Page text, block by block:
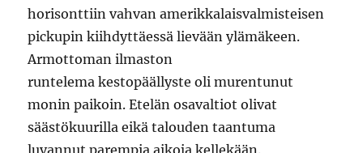
horisonttiin vahvan amerikkalaisvalmisteisen
pickupin kiihdyttäessä lievään ylämäkeen.
Armottoman ilmaston
runtelema kestopäällyste oli murentunut
monin paikoin. Etelän osavaltiot olivat
säästökuurilla eikä talouden taantuma
luvannut parempia aikoja kellekään.